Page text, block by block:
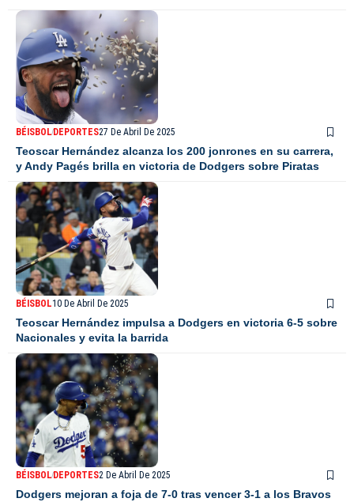
BÉISBOLDEPORTES27 De Abril De 2025
Teoscar Hernández alcanza los 200 jonrones en su carrera,
y Andy Pagés brilla en victoria de Dodgers sobre Piratas
BÉISBOL10 De Abril De 2025
Teoscar Hernández impulsa a Dodgers en victoria 6-5 sobre
Nacionales y evita la barrida
BÉISBOLDEPORTES2 De Abril De 2025
Dodgers mejoran a foja de 7-0 tras vencer 3-1 a los Bravos